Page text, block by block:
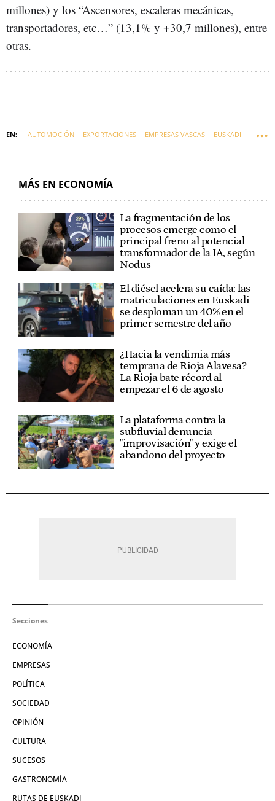
millones) y los “Ascensores, escaleras mecánicas,
transportadores, etc…” (13,1% y +30,7 millones), entre
otras.
AUTOMOCIÓN EXPORTACIONES EMPRESAS VASCAS EUSKADI
MÁS EN ECONOMÍA
La fragmentación de los
procesos emerge como el
principal freno al potencial
transformador de la IA, según
Nodus
El diésel acelera su caída: las
matriculaciones en Euskadi
se desploman un 40% en el
primer semestre del año
¿Hacia la vendimia más
temprana de Rioja Alavesa?
La Rioja bate récord al
empezar el 6 de agosto
La plataforma contra la
subfluvial denuncia
"improvisación" y exige el
abandono del proyecto
Secciones
ECONOMÍA
EMPRESAS
POLÍTICA
SOCIEDAD
OPINIÓN
CULTURA
SUCESOS
GASTRONOMÍA
RUTAS DE EUSKADI